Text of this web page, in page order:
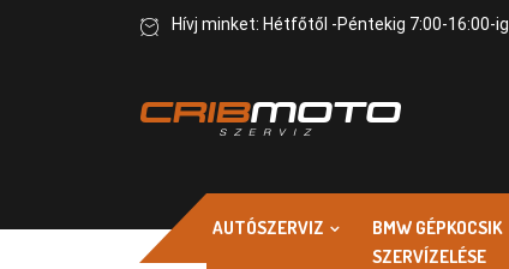
Hívj minket: Hétfőtől -Péntekig 7:00-16:00-ig
AUTÓSZERVIZ
BMW GÉPKOCSIK
SZERVÍZELÉSE